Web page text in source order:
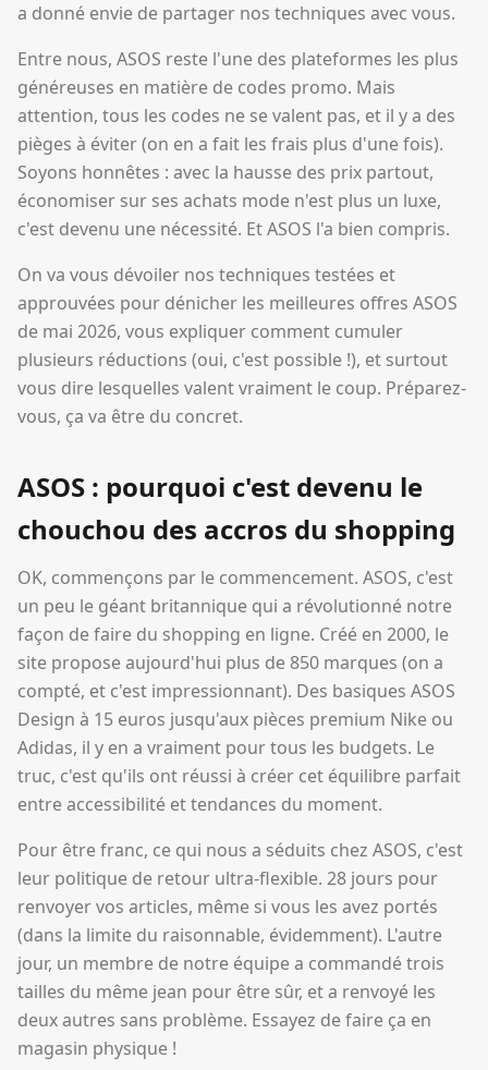
a donné envie de partager nos techniques avec vous.
Entre nous, ASOS reste l'une des plateformes les plus
généreuses en matière de codes promo. Mais
attention, tous les codes ne se valent pas, et il y a des
pièges à éviter (on en a fait les frais plus d'une fois).
Soyons honnêtes : avec la hausse des prix partout,
économiser sur ses achats mode n'est plus un luxe,
c'est devenu une nécessité. Et ASOS l'a bien compris.
On va vous dévoiler nos techniques testées et
approuvées pour dénicher les meilleures offres ASOS
de mai 2026, vous expliquer comment cumuler
plusieurs réductions (oui, c'est possible !), et surtout
vous dire lesquelles valent vraiment le coup. Préparez-
vous, ça va être du concret.
ASOS : pourquoi c'est devenu le
chouchou des accros du shopping
OK, commençons par le commencement. ASOS, c'est
un peu le géant britannique qui a révolutionné notre
façon de faire du shopping en ligne. Créé en 2000, le
site propose aujourd'hui plus de 850 marques (on a
compté, et c'est impressionnant). Des basiques ASOS
Design à 15 euros jusqu'aux pièces premium Nike ou
Adidas, il y en a vraiment pour tous les budgets. Le
truc, c'est qu'ils ont réussi à créer cet équilibre parfait
entre accessibilité et tendances du moment.
Pour être franc, ce qui nous a séduits chez ASOS, c'est
leur politique de retour ultra-flexible. 28 jours pour
renvoyer vos articles, même si vous les avez portés
(dans la limite du raisonnable, évidemment). L'autre
jour, un membre de notre équipe a commandé trois
tailles du même jean pour être sûr, et a renvoyé les
deux autres sans problème. Essayez de faire ça en
magasin physique !